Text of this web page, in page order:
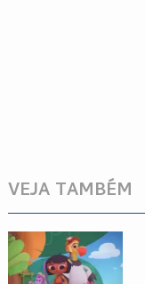
VEJA TAMBÉM